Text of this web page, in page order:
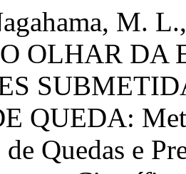
M.
OLHAR DA
QUEDA:
Quedas e